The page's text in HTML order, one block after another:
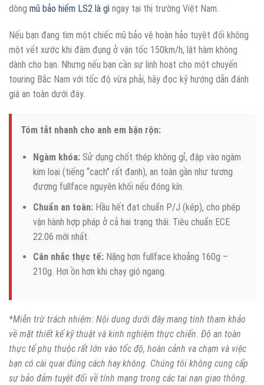
dòng mũ bảo hiểm LS2 là gì ngay tại thị trường Việt Nam.
Nếu bạn đang tìm một chiếc mũ bảo vệ hoàn hảo tuyệt đối không
một vết xước khi đâm đụng ở vận tốc 150km/h, lật hàm không
dành cho bạn. Nhưng nếu bạn cần sự linh hoạt cho một chuyến
touring Bắc Nam với tốc độ vừa phải, hãy đọc kỹ hướng dẫn đánh
giá an toàn dưới đây.
Tóm tắt nhanh cho anh em bận rộn:
Ngàm khóa:Sử dụng chốt thép không gỉ, đập vào ngàm
kim loại (tiếng “cạch” rất đanh), an toàn gần như tương
đương fullface nguyên khối nếu đóng kín.
Chuẩn an toàn:Hầu hết đạt chuẩn P/J (kép), cho phép
vận hành hợp pháp ở cả hai trạng thái. Tiêu chuẩn ECE
22.06 mới nhất.
Cân nhắc thực tế:Nặng hơn fullface khoảng 160g –
210g. Hơi ồn hơn khi chạy gió ngang.
*Miễn trừ trách nhiệm: Nội dung dưới đây mang tính tham khảo
về mặt thiết kế kỹ thuật và kinh nghiệm thực chiến. Độ an toàn
thực tế phụ thuộc rất lớn vào tốc độ, hoàn cảnh va chạm và việc
bạn có cài quai đúng cách hay không. Chúng tôi không cung cấp
sự bảo đảm tuyệt đối về tính mạng trong các tai nạn giao thông.